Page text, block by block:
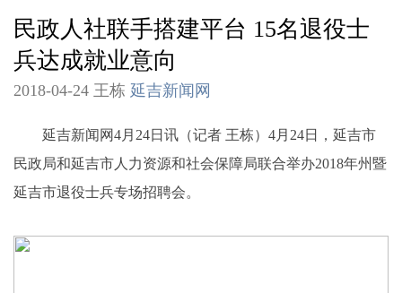
民政人社联手搭建平台 15名退役士
兵达成就业意向
2018-04-24 王栋 延吉新闻网
延吉新闻网4月24日讯（记者 王栋）4月24日，延吉市
民政局和延吉市人力资源和社会保障局联合举办2018年州暨
延吉市退役士兵专场招聘会。